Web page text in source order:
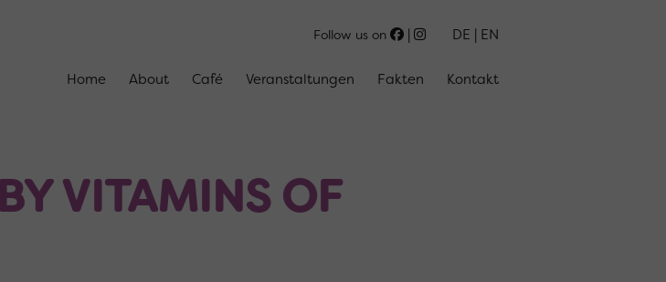
Follow us on DE EN
Home About Café Veranstaltungen Fakten Kontakt
VITAMINS OF